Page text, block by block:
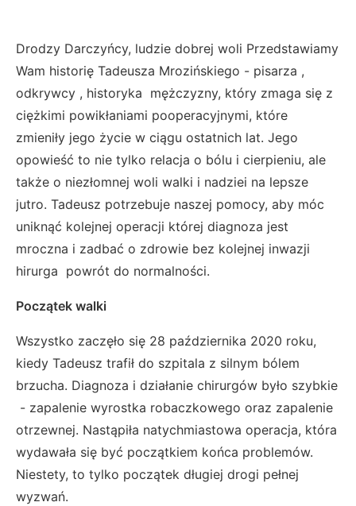
Drodzy Darczyńcy, ludzie dobrej woli Przedstawiamy
Wam historię Tadeusza Mrozińskiego - pisarza ,
odkrywcy , historyka mężczyzny, który zmaga się z
ciężkimi powikłaniami pooperacyjnymi, które
zmieniły jego życie w ciągu ostatnich lat. Jego
opowieść to nie tylko relacja o bólu i cierpieniu, ale
także o niezłomnej woli walki i nadziei na lepsze
jutro. Tadeusz potrzebuje naszej pomocy, aby móc
uniknąć kolejnej operacji której diagnoza jest
mroczna i zadbać o zdrowie bez kolejnej inwazji
hirurga powrót do normalności.
Początek walki
Wszystko zaczęło się 28 października 2020 roku,
kiedy Tadeusz trafił do szpitala z silnym bólem
brzucha. Diagnoza i działanie chirurgów było szybkie
- zapalenie wyrostka robaczkowego oraz zapalenie
otrzewnej. Nastąpiła natychmiastowa operacja, która
wydawała się być początkiem końca problemów.
Niestety, to tylko początek długiej drogi pełnej
wyzwań.